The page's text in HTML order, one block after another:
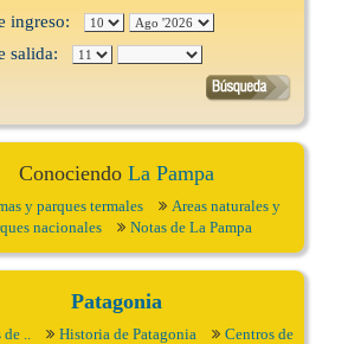
ingreso:
salida:
Conociendo La Pampa
y parques termales
Areas naturales y
nacionales
Notas de La Pampa
Patagonia
de .. Historia de Patagonia
Centros de